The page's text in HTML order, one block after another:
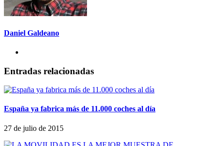
Daniel Galdeano
Entradas relacionadas
España ya fabrica más de 11.000 coches al día
27 de julio de 2015